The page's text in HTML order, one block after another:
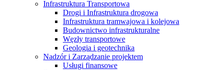
Infrastruktura Transportowa
Drogi i Infrastruktura drogowa
Infrastruktura tramwajowa i kolejowa
Budownictwo infrastrukturalne
Węzły transportowe
Geologia i geotechnika
Nadzór i Zarządzanie projektem
Usługi finansowe